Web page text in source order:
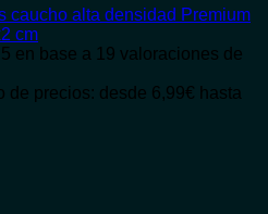
caucho alta densidad Premium
cm
en base a 19 valoraciones de
de precios: desde 6,99€ hasta